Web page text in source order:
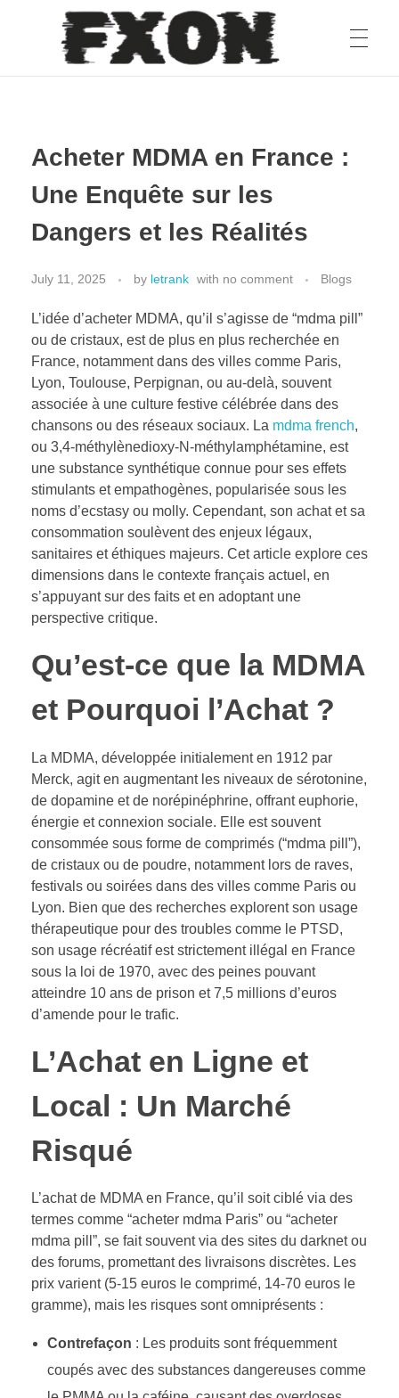
fxon
Acheter MDMA en France :
Une Enquête sur les
Dangers et les Réalités
July 11, 2025 by letrank with no comment Blogs
L’idée d’acheter MDMA, qu’il s’agisse de “mdma pill”
ou de cristaux, est de plus en plus recherchée en
France, notamment dans des villes comme Paris,
Lyon, Toulouse, Perpignan, ou au-delà, souvent
associée à une culture festive célébrée dans des
chansons ou des réseaux sociaux. La mdma french,
ou 3,4-méthylènedioxy-N-méthylamphétamine, est
une substance synthétique connue pour ses effets
stimulants et empathogènes, popularisée sous les
noms d’ecstasy ou molly. Cependant, son achat et sa
consommation soulèvent des enjeux légaux,
sanitaires et éthiques majeurs. Cet article explore ces
dimensions dans le contexte français actuel, en
s’appuyant sur des faits et en adoptant une
perspective critique.
Qu’est-ce que la MDMA
et Pourquoi l’Achat ?
La MDMA, développée initialement en 1912 par
Merck, agit en augmentant les niveaux de sérotonine,
de dopamine et de norépinéphrine, offrant euphorie,
énergie et connexion sociale. Elle est souvent
consommée sous forme de comprimés (“mdma pill”),
de cristaux ou de poudre, notamment lors de raves,
festivals ou soirées dans des villes comme Paris ou
Lyon. Bien que des recherches explorent son usage
thérapeutique pour des troubles comme le PTSD,
son usage récréatif est strictement illégal en France
sous la loi de 1970, avec des peines pouvant
atteindre 10 ans de prison et 7,5 millions d’euros
d’amende pour le trafic.
L’Achat en Ligne et
Local : Un Marché
Risqué
L’achat de MDMA en France, qu’il soit ciblé via des
termes comme “acheter mdma Paris” ou “acheter
mdma pill”, se fait souvent via des sites du darknet ou
des forums, promettant des livraisons discrètes. Les
prix varient (5-15 euros le comprimé, 14-70 euros le
gramme), mais les risques sont omniprésents :
Contrefaçon : Les produits sont fréquemment
coupés avec des substances dangereuses comme